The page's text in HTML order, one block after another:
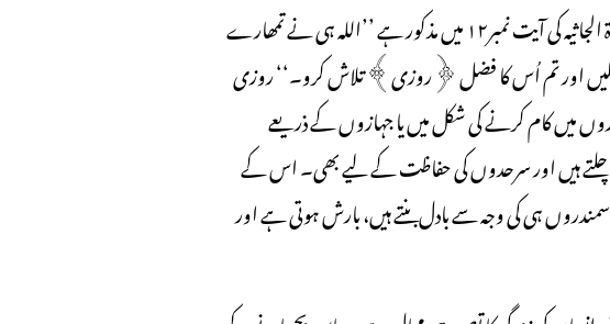
سمندروں کو اللہ تعالیٰ نے انسان کی منفعت کے لیے پیدا فرمایا ہے اور جیسا کہ سورۃ الجاثیہ کی آیت نمبر۱۲ میں مذکور ہے ’’اللہ ہی نے تمھارے
اور تم اُس کا فضل ﴿روزی﴾ تلاش کرو۔‘‘ روزی
میں کام کرنے کی شکل میں یا جہازوں کے ذریعے
ہیں اور سرحدوں کی حفاظت کے لیے بھی۔ اس کے
ہی کی وجہ سے بادل بنتے ہیں، بارش ہوتی ہے اور